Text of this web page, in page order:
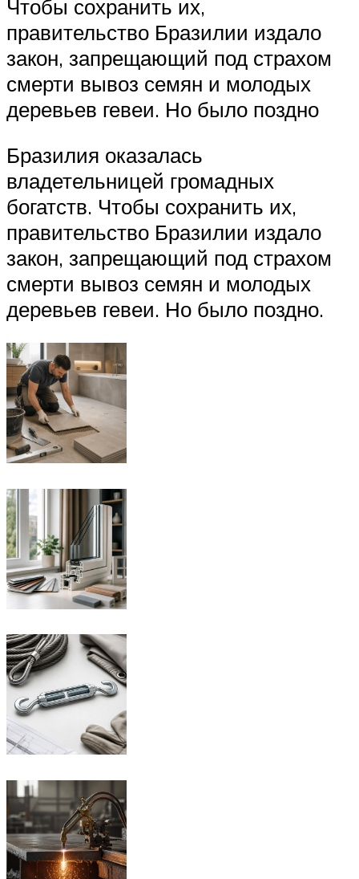
Чтобы сохранить их,
правительство Бразилии издало
закон, запрещающий под страхом
смерти вывоз семян и молодых
деревьев гевеи. Но было поздно
Бразилия оказалась
владетельницей громадных
богатств. Чтобы сохранить их,
правительство Бразилии издало
закон, запрещающий под страхом
смерти вывоз семян и молодых
деревьев гевеи. Но было поздно.